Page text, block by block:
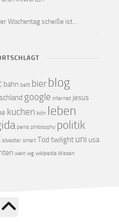
Wochentag scheiße ist…
bahn bett bier blog
google internet jesus
kuchen köln leben
penis philosophy politik
silvester smart Tod twilight uni usa
wein wg wikipedia Wissen